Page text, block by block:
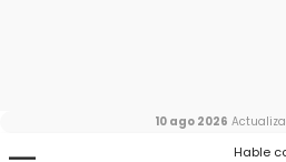
Hable
10 ago 2026